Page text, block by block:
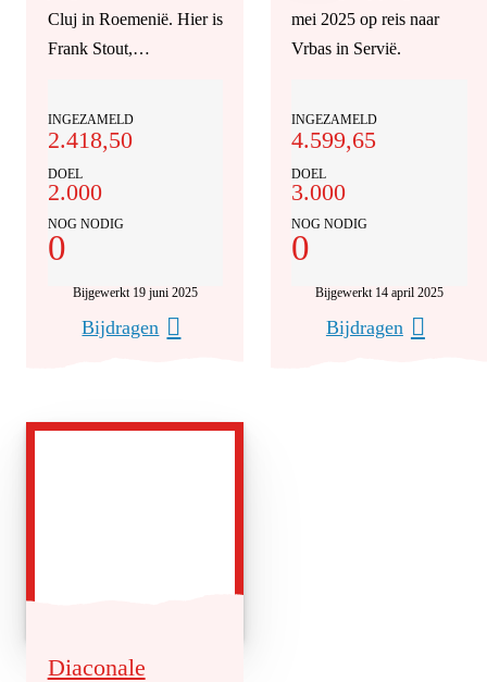
Cluj in Roemenië. Hier is
Frank Stout,…
INGEZAMELD
2.418,50
DOEL
2.000
NOG NODIG
0
Bijgewerkt 19 juni 2025
Bijdragen
mei 2025 op reis naar
Vrbas in Servië.
INGEZAMELD
4.599,65
DOEL
3.000
NOG NODIG
0
Bijgewerkt 14 april 2025
Bijdragen
Diaconale